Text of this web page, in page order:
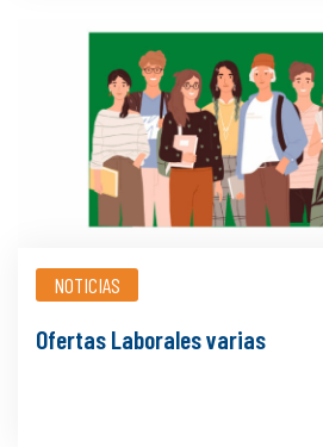
NOTICIAS
Ofertas Laborales varias